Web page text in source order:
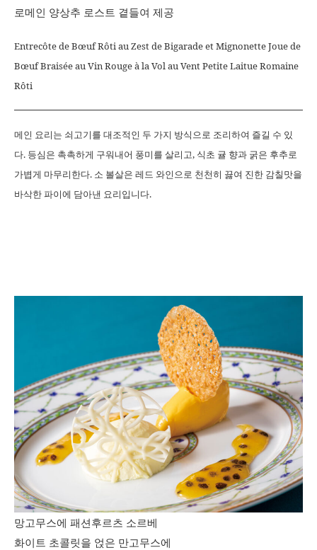
로메인 양상추 로스트 곁들여 제공
Entrecôte de Bœuf Rôti au Zest de Bigarade et Mignonette Joue de
Bœuf Braisée au Vin Rouge à la Vol au Vent Petite Laitue Romaine
Rôti
메인 요리는 쇠고기를 대조적인 두 가지 방식으로 조리하여 즐길 수 있
다. 등심은 촉촉하게 구워내어 풍미를 살리고, 식초 귤 향과 굵은 후추로
가볍게 마무리한다. 소 볼살은 레드 와인으로 천천히 끓여 진한 감칠맛을
바삭한 파이에 담아낸 요리입니다.
망고무스에 패션후르츠 소르베
화이트 초콜릿을 얹은 만고무스에